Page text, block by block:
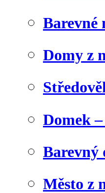
Barevné
Domy z
Domek
Barevný
Město z